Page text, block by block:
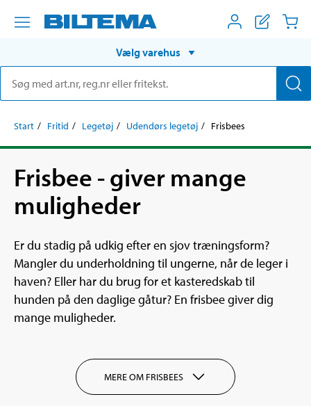
Vælg varehus
Start Fritid Legetøj Udendørs legetøj Frisbees
Frisbee - giver mange
muligheder
Er du stadig på udkig efter en sjov træningsform?
Mangler du underholdning til ungerne, når de leger i
haven? Eller har du brug for et kasteredskab til
hunden på den daglige gåtur? En frisbee giver dig
mange muligheder.
MERE OM FRISBEES